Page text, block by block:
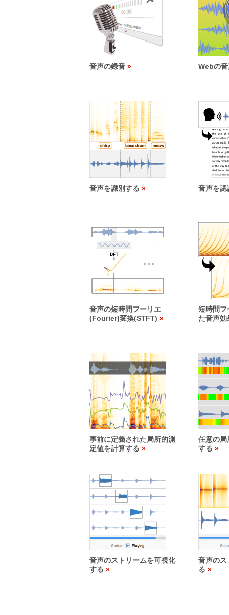
音声の録音 Webの
音声を識別する 音声を認
音声の短時間フーリエ
(Fourier)変換(STFT)
短時間フ
た音声効
事前に定義された局所的測
定値を計算する
任意の局
する
音声のストリームを可視化
する
音声のス
る